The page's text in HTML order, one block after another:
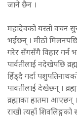
जाने छैन ।
महादेवको यस्तो वचन
भईछन् । मीठो
गरेर सँगसँगै विहार गर्न
पार्वतीलाई नदेखेपछि
हिँड्दै गर्दा
पावतीलाई देखेछन् ।
व्रह्माका हातमा
राखी त्यहाँ शिवलिङ्गको